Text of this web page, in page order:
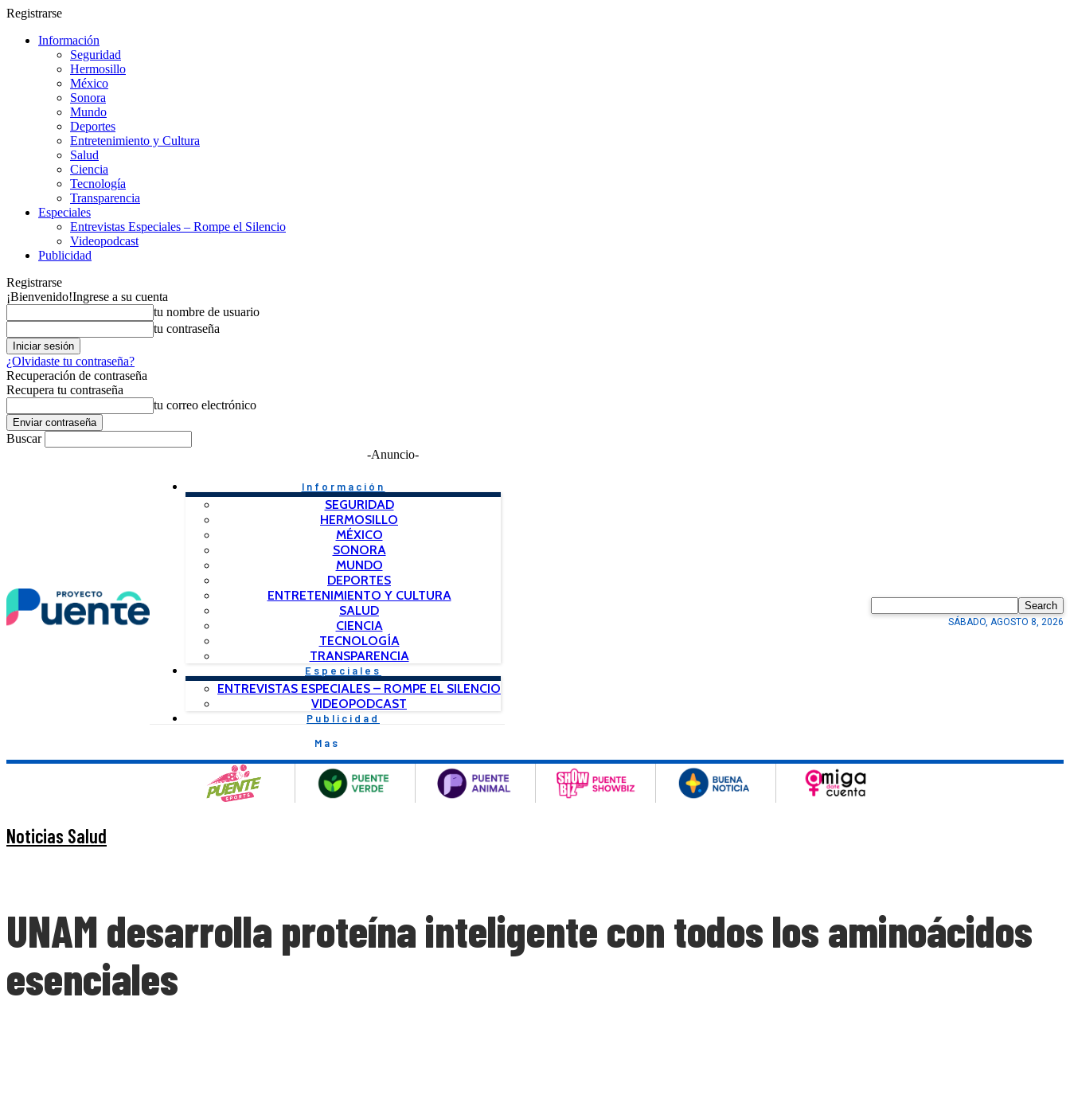
Registrarse
Información
Seguridad
Hermosillo
México
Sonora
Mundo
Deportes
Entretenimiento y Cultura
Salud
Ciencia
Tecnología
Transparencia
Especiales
Entrevistas Especiales – Rompe el Silencio
Videopodcast
Publicidad
Registrarse
¡Bienvenido!Ingrese a su cuenta
tu nombre de usuario
tu contraseña
¿Olvidaste tu contraseña?
Recuperación de contraseña
Recupera tu contraseña
tu correo electrónico
Buscar
-Anuncio-
Información
SEGURIDAD
HERMOSILLO
MÉXICO
SONORA
MUNDO
DEPORTES
ENTRETENIMIENTO Y CULTURA
SALUD
CIENCIA
TECNOLOGÍA
TRANSPARENCIA
Especiales
ENTREVISTAS ESPECIALES – ROMPE EL SILENCIO
VIDEOPODCAST
Publicidad
Mas
Search
SÁBADO, AGOSTO 8, 2026
Noticias Salud
UNAM desarrolla proteína inteligente con todos los aminoácidos
esenciales